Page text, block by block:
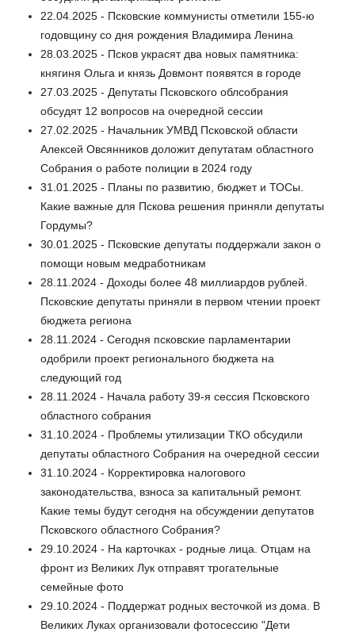
22.04.2025 - Псковские коммунисты отметили 155-ю
годовщину со дня рождения Владимира Ленина
28.03.2025 - Псков украсят два новых памятника:
княгиня Ольга и князь Довмонт появятся в городе
27.03.2025 - Депутаты Псковского облсобрания
обсудят 12 вопросов на очередной сессии
27.02.2025 - Начальник УМВД Псковской области
Алексей Овсянников доложит депутатам областного
Собрания о работе полиции в 2024 году
31.01.2025 - Планы по развитию, бюджет и ТОСы.
Какие важные для Пскова решения приняли депутаты
Гордумы?
30.01.2025 - Псковские депутаты поддержали закон о
помощи новым медработникам
28.11.2024 - Доходы более 48 миллиардов рублей.
Псковские депутаты приняли в первом чтении проект
бюджета региона
28.11.2024 - Сегодня псковские парламентарии
одобрили проект регионального бюджета на
следующий год
28.11.2024 - Начала работу 39-я сессия Псковского
областного собрания
31.10.2024 - Проблемы утилизации ТКО обсудили
депутаты областного Собрания на очередной сессии
31.10.2024 - Корректировка налогового
законодательства, взноса за капитальный ремонт.
Какие темы будут сегодня на обсуждении депутатов
Псковского областного Собрания?
29.10.2024 - На карточках - родные лица. Отцам на
фронт из Великих Лук отправят трогательные
семейные фото
29.10.2024 - Поддержат родных весточкой из дома. В
Великих Луках организовали фотосессию "Дети